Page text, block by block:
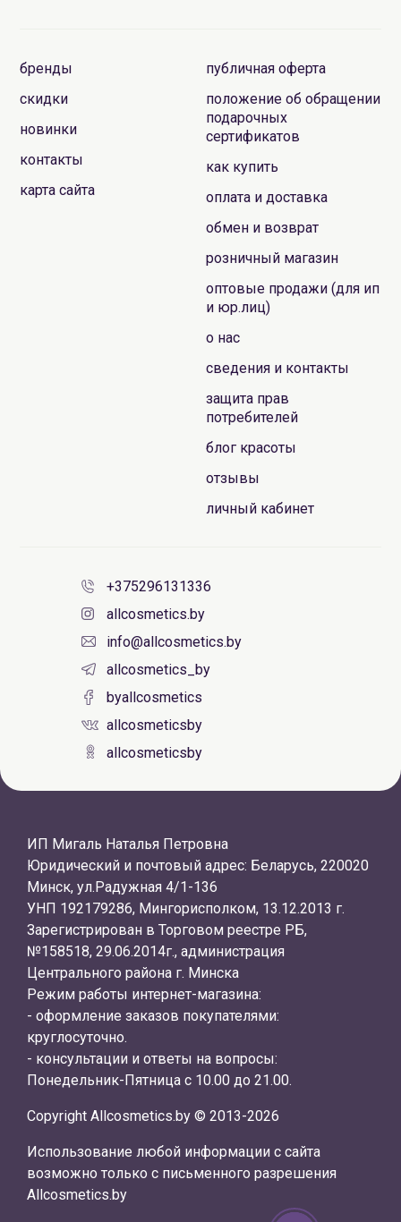
бренды
скидки
новинки
контакты
карта сайта
публичная оферта
положение об обращении
подарочных
сертификатов
как купить
оплата и доставка
обмен и возврат
розничный магазин
оптовые продажи (для ип
и юр.лиц)
о нас
сведения и контакты
защита прав
потребителей
блог красоты
отзывы
личный кабинет
+375296131336
allcosmetics.by
info@allcosmetics.by
allcosmetics_by
byallcosmetics
allcosmeticsby
allcosmeticsby
ИП Мигаль Наталья Петровна
Юридический и почтовый адрес: Беларусь, 220020
Минск, ул.Радужная 4/1-136
УНП 192179286, Мингорисполком, 13.12.2013 г.
Зарегистрирован в Торговом реестре РБ,
№158518, 29.06.2014г., администрация
Центрального района г. Минска
Режим работы интернет-магазина:
- оформление заказов покупателями:
круглосуточно.
- консультации и ответы на вопросы:
Понедельник-Пятница с 10.00 до 21.00.
Copyright Allcosmetics.by © 2013-2026
Использование любой информации с сайта
возможно только с письменного разрешения
Allcosmetics.by